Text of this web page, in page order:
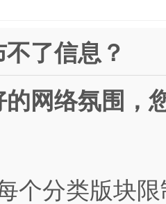
了信息？
的网络氛围，
个分类版块